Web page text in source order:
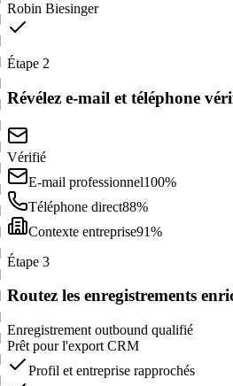
Robin Biesinger
Étape 2
Révélez e-mail et téléphone
Vérifié
E-mail professionnel100%
Téléphone direct88%
Contexte entreprise91%
Étape 3
Routez les enregistrements
Enregistrement outbound qualifié
Prêt pour l'export CRM
Profil et entreprise rapprochés